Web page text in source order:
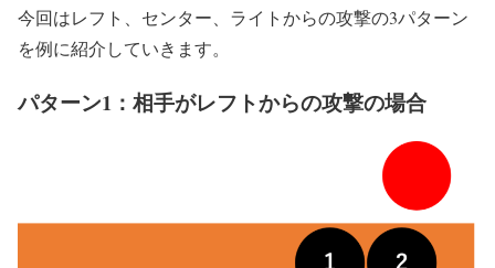
今回はレフト、センター、ライトからの攻撃の3パターン
を例に紹介していきます。
パターン1：相手がレフトからの攻撃の場合